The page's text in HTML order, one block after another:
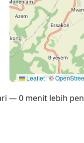
Leaflet|©
— 0 menit lebih